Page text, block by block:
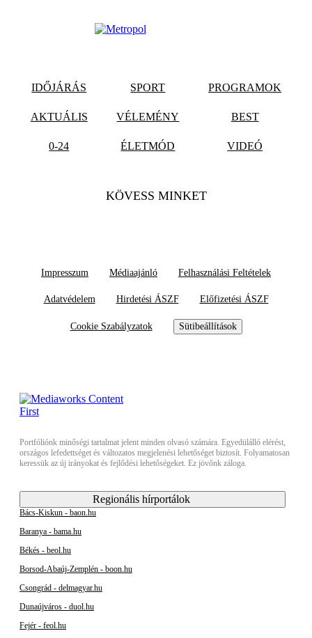
IDŐJÁRÁS SPORT PROGRAMOK
AKTUÁLIS VÉLEMÉNY BEST
0-24 ÉLETMÓD VIDEÓ
KÖVESS MINKET
Impresszum Médiaajánló Felhasználási Feltételek
Adatvédelem Hirdetési ÁSZF Előfizetési ÁSZF
Cookie Szabályzatok Sütibeállítások
Portfóliónk minőségi tartalmat jelent minden olvasó számára. Egyedülálló elérést,
országos lefedettséget és változatos megjelenési lehetőséget biztosít. Folyamatosan
keressük az új irányokat és fejlődési lehetőségeket. Ez jövőnk záloga.
Regionális hírportálok
Bács-Kiskun - baon.hu
Baranya - bama.hu
Békés - beol.hu
Borsod-Abaúj-Zemplén - boon.hu
Csongrád - delmagyar.hu
Dunaújváros - duol.hu
Fejér - feol.hu